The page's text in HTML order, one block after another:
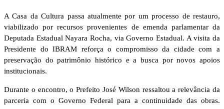
A Casa da Cultura passa atualmente por um processo de restauro,
viabilizado por recursos provenientes de emenda parlamentar da
Deputada Estadual Nayara Rocha, via Governo Estadual. A visita da
Presidente do IBRAM reforça o compromisso da cidade com a
preservação do patrimônio histórico e a busca por novos apoios
institucionais.
Durante o encontro, o Prefeito José Wilson ressaltou a relevância da
parceria com o Governo Federal para a continuidade das obras.